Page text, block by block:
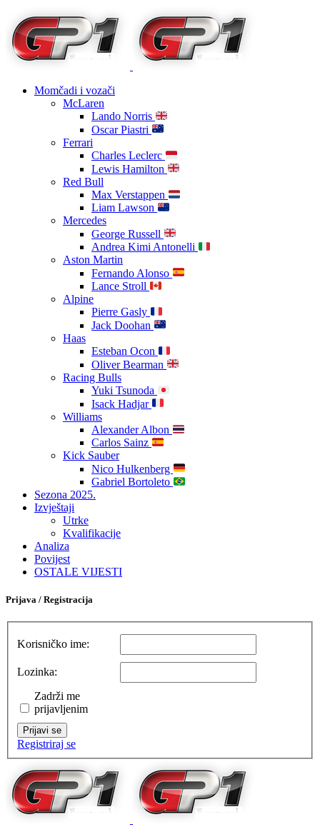
Momčadi i vozači
McLaren
Lando Norris
Oscar Piastri
Ferrari
Charles Leclerc
Lewis Hamilton
Red Bull
Max Verstappen
Liam Lawson
Mercedes
George Russell
Andrea Kimi Antonelli
Aston Martin
Fernando Alonso
Lance Stroll
Alpine
Pierre Gasly
Jack Doohan
Haas
Esteban Ocon
Oliver Bearman
Racing Bulls
Yuki Tsunoda
Isack Hadjar
Williams
Alexander Albon
Carlos Sainz
Kick Sauber
Nico Hulkenberg
Gabriel Bortoleto
Sezona 2025.
Izvještaji
Utrke
Kvalifikacije
Analiza
Povijest
OSTALE VIJESTI
Prijava / Registracija
Korisničko ime:
Lozinka:
Zadrži me
prijavljenim
Prijavi se
Registriraj se